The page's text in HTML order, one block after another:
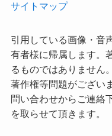
サイトマップ
引用している画像・音
有者様に帰属します。
るものではありません。
著作権等問題がござい
問い合わせからご連絡
を取らせて頂きます。